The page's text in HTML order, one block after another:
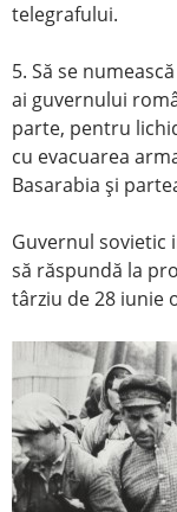
telegrafului.
5. Să se
ai guvernului
parte, pentru
cu evacuarea
Basarabia şi
Guvernul sovietic
să răspundă la
târziu de 28 iunie